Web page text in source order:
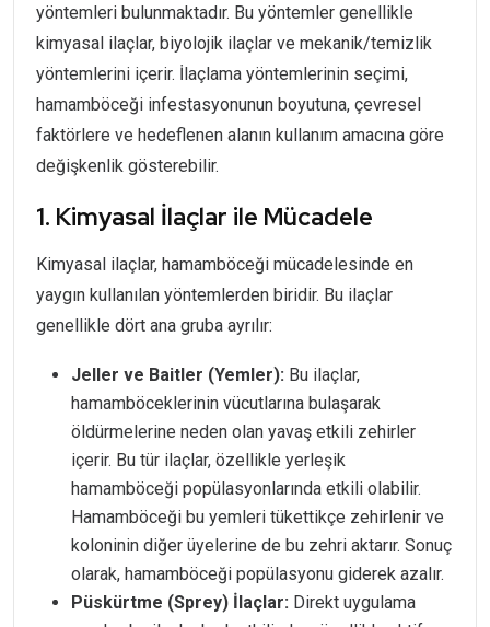
yöntemleri bulunmaktadır. Bu yöntemler genellikle
kimyasal ilaçlar, biyolojik ilaçlar ve mekanik/temizlik
yöntemlerini içerir. İlaçlama yöntemlerinin seçimi,
hamamböceği infestasyonunun boyutuna, çevresel
faktörlere ve hedeflenen alanın kullanım amacına göre
değişkenlik gösterebilir.
1. Kimyasal İlaçlar ile Mücadele
Kimyasal ilaçlar, hamamböceği mücadelesinde en
yaygın kullanılan yöntemlerden biridir. Bu ilaçlar
genellikle dört ana gruba ayrılır:
Jeller ve Baitler (Yemler): Bu ilaçlar,
hamamböceklerinin vücutlarına bulaşarak
öldürmelerine neden olan yavaş etkili zehirler
içerir. Bu tür ilaçlar, özellikle yerleşik
hamamböceği popülasyonlarında etkili olabilir.
Hamamböceği bu yemleri tükettikçe zehirlenir ve
koloninin diğer üyelerine de bu zehri aktarır. Sonuç
olarak, hamamböceği popülasyonu giderek azalır.
Püskürtme (Sprey) İlaçlar: Direkt uygulama